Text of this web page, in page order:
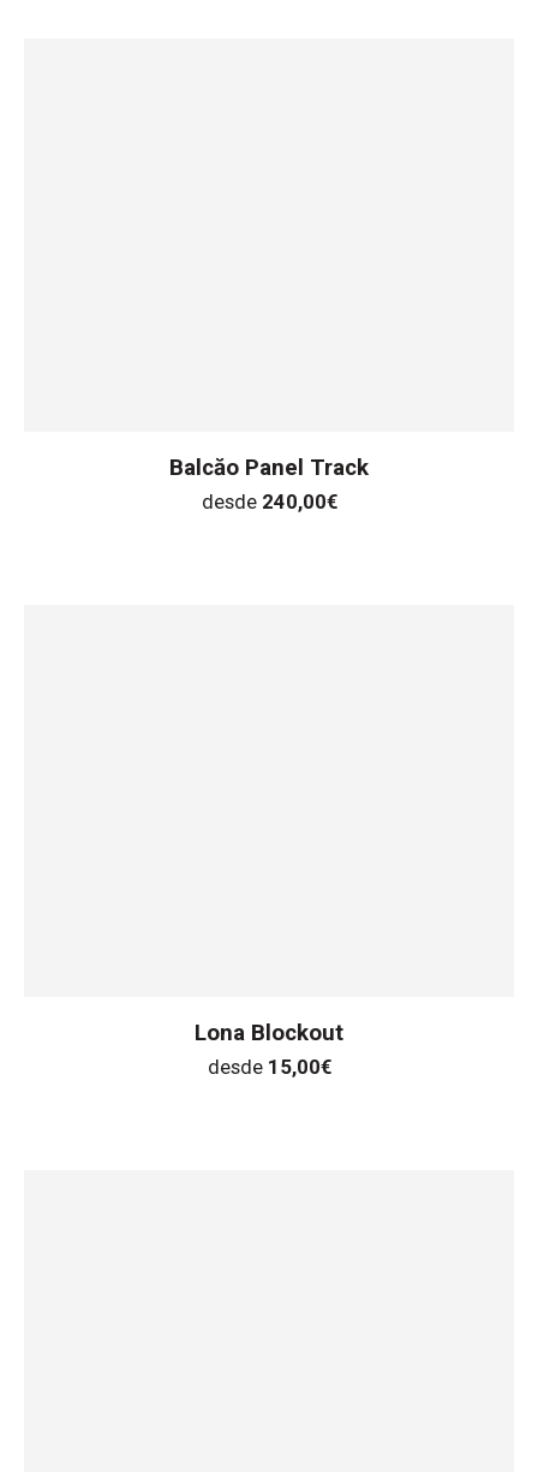
Balcăo Panel Track
desde 240,00€
Lona Blockout
desde 15,00€